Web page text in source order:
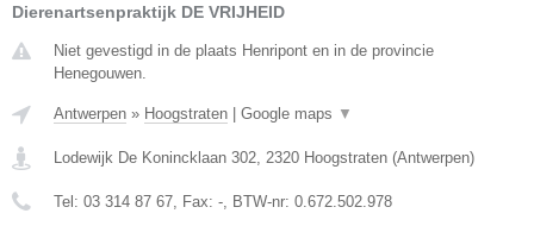
Dierenartsenpraktijk DE VRIJHEID
Niet gevestigd in de plaats Henripont en in de provincie
Henegouwen.
Antwerpen » Hoogstraten | Google maps ▼
Lodewijk De Konincklaan 302 2320 Hoogstraten (Antwerpen)
Tel: 03 314 87 67 , Fax: - , BTW-nr: 0.672.502.978